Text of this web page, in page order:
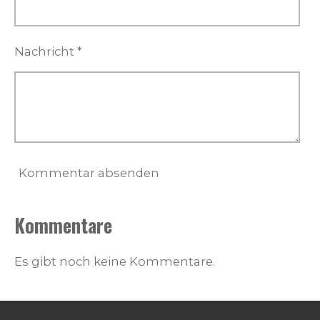
Nachricht *
Kommentar absenden
Kommentare
Es gibt noch keine Kommentare.